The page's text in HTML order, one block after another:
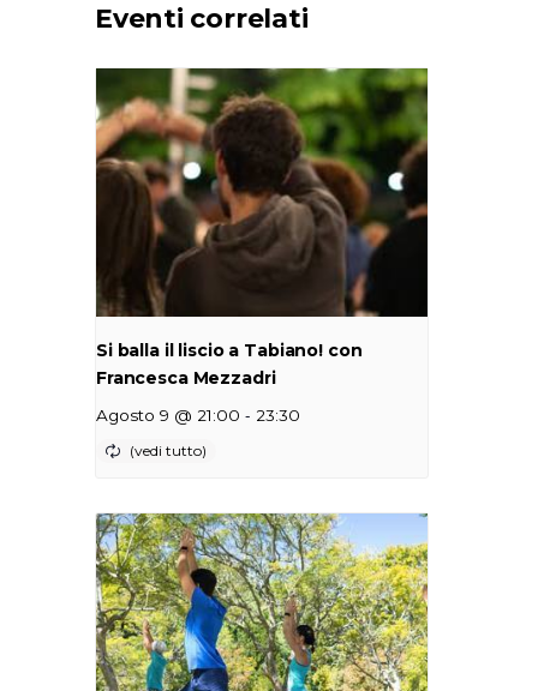
Eventi correlati
Si balla il liscio a Tabiano! con
Francesca Mezzadri
Agosto 9 @ 21:00 - 23:30